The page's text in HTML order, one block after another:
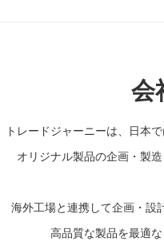
会
トレードジャーニーは、日本
オリジナル製品の企画・製
海外工場と連携して企画・設
高品質な製品を最適